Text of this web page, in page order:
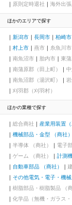
原則定時退社
海外出張
ほかのエリアで探す
新潟市 長岡市 柏崎市
村上市
燕市 糸魚川市
南魚沼市
胎内市 東蒲
南蒲原郡（田上町）
中
南魚沼郡（湯沢町）
刈羽郡（刈羽村）
ほかの業種で探す
総合商社
産業用装置
機械部品・金型 （商社）
半導体 （商社）
電子
ゲーム （商社）
計測
自動車部品 （商社）
その他電気・電子・機械
樹脂部品・樹脂製品 （商
化学品（無機・ガラス